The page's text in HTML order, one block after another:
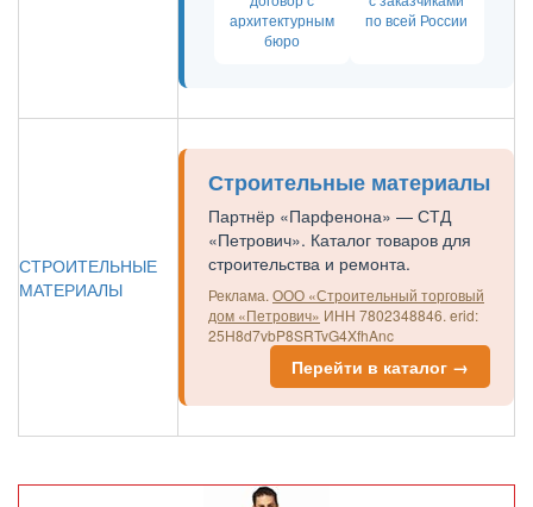
архитектурным
бюро
по всей России
СТРОИТЕЛЬНЫЕ
МАТЕРИАЛЫ
Строительные материалы
Партнёр «Парфенона» — СТД
«Петрович». Каталог товаров для
строительства и ремонта.
Реклама. ООО «Строительный торговый
дом «Петрович» ИНН 7802348846. erid:
25H8d7vbP8SRTvG4XfhAnc
Перейти в каталог →